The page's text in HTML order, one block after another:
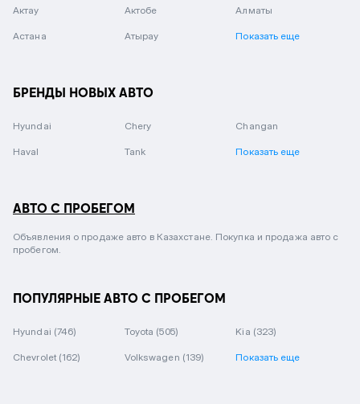
Актау Актобе Алматы
Астана Атырау Показать еще
БРЕНДЫ НОВЫХ АВТО
Hyundai Chery Changan
Haval Tank Показать еще
АВТО С ПРОБЕГОМ
Объявления о продаже авто в Казахстане. Покупка и продажа авто с
пробегом.
ПОПУЛЯРНЫЕ АВТО С ПРОБЕГОМ
Hyundai (746) Toyota (505) Kia (323)
Chevrolet (162) Volkswagen (139) Показать еще